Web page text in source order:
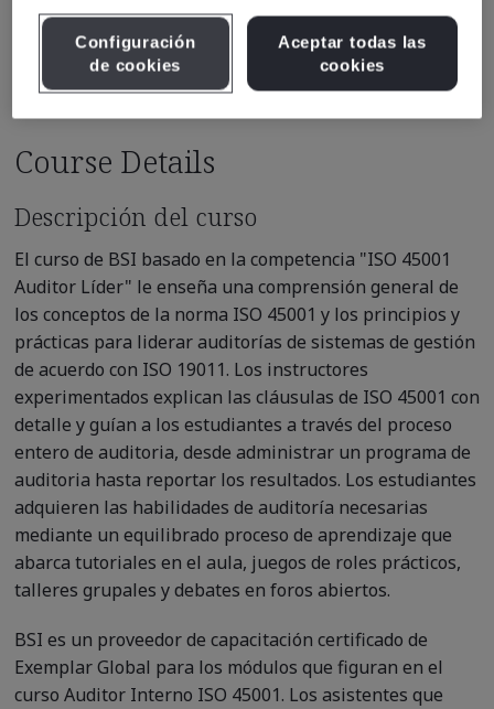
Recommended Qualification Pathways
Recommended Courses
Course Details
Descripción del curso
El curso de BSI basado en la competencia "ISO 45001
Auditor Líder" le enseña una comprensión general de
los conceptos de la norma ISO 45001 y los principios y
prácticas para liderar auditorías de sistemas de gestión
de acuerdo con ISO 19011. Los instructores
experimentados explican las cláusulas de ISO 45001 con
detalle y guían a los estudiantes a través del proceso
entero de auditoria, desde administrar un programa de
auditoria hasta reportar los resultados. Los estudiantes
adquieren las habilidades de auditoría necesarias
mediante un equilibrado proceso de aprendizaje que
abarca tutoriales en el aula, juegos de roles prácticos,
talleres grupales y debates en foros abiertos.
BSI es un proveedor de capacitación certificado de
Exemplar Global para los módulos que figuran en el
curso Auditor Interno ISO 45001. Los asistentes que
Configuración
de cookies
Aceptar todas las
cookies